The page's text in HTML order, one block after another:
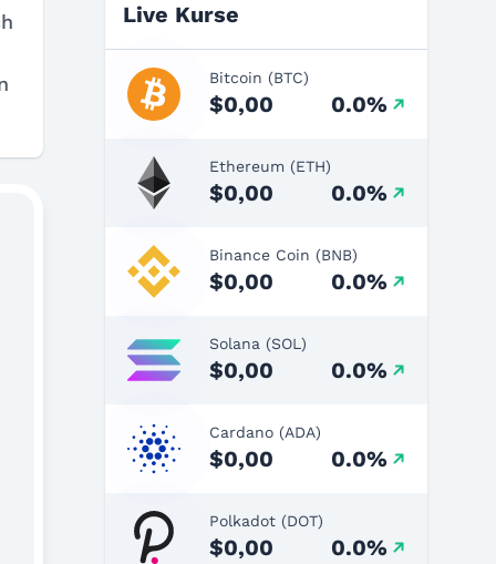
Live Kurse
Bitcoin (BTC)
$0,00 0.0%
Ethereum (ETH)
$0,00 0.0%
Binance Coin (BNB)
$0,00 0.0%
Solana (SOL)
$0,00 0.0%
Cardano (ADA)
$0,00 0.0%
Polkadot (DOT)
$0,00 0.0%